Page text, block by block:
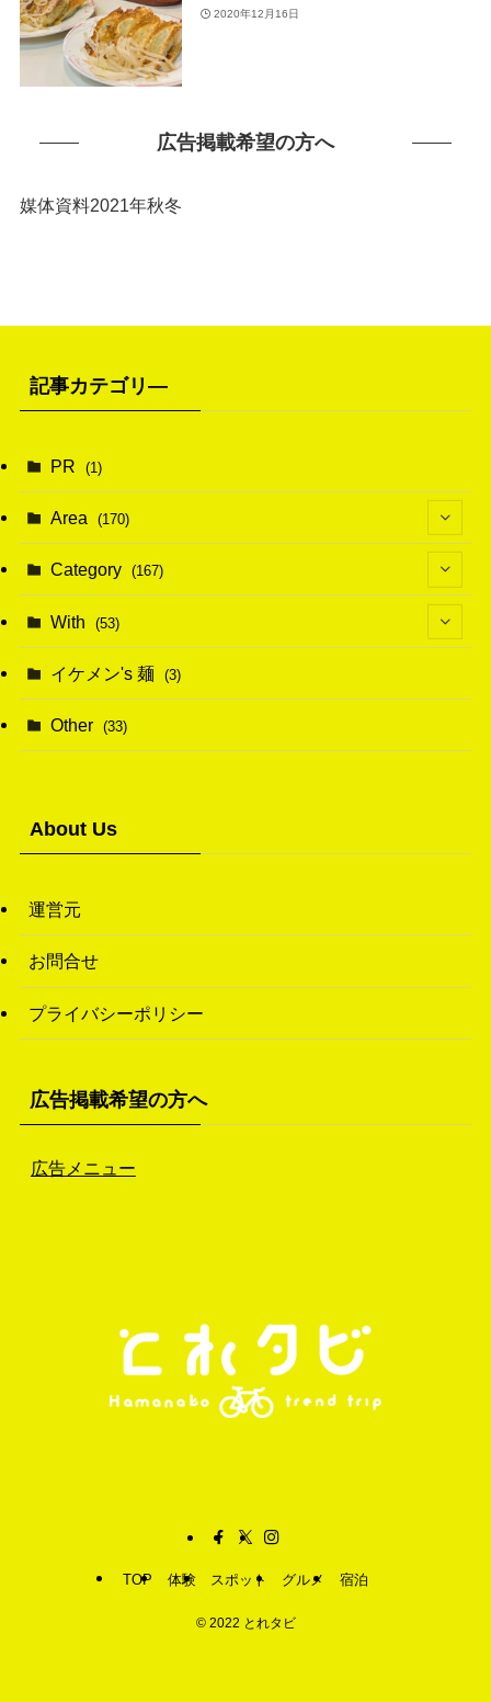
2020年12月16日
広告掲載希望の方へ
媒体資料2021年秋冬
記事カテゴリ―
PR (1)
Area (170)
(1)
(38)
(26)
(46)
Category (167)
(114)
With (53)
(15)
(43)
(49)
イケメン's 麺 (3)
Other (33)
About Us
運営元
お問合せ
プライバシーポリシー
広告掲載希望の方へ
広告メニュー
TOP 体験 スポット グルメ 宿泊
©2022 とれタビ